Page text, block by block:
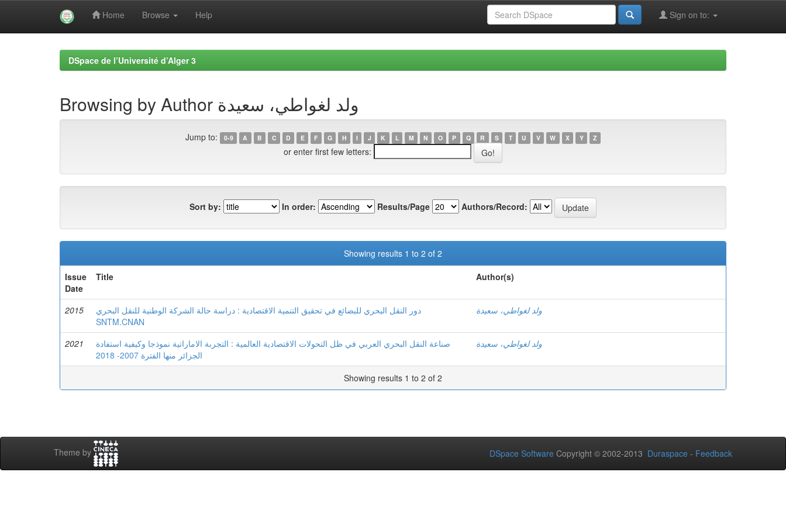
Home Browse Help Sign on to:
DSpace de l’Université d’Alger 3
Browsing by Author ولد لغواطي، سعيدة
Jump to: 0-9 A B C D E F G H I J K L M N O P Q R S T U V W X Y Z
or enter first few letters:
Sort by: In order: Results/Page Authors/Record:
Showing results 1 to 2 of 2
Issue
Date
Title Author(s)
2015
دور النقل البحري للبضائع في تحقيق التنمية الاقتصادية : دراسة حالة الشركة الوطنية للنقل البحري
SNTM.CNAN
ولد لغواطي، سعيدة
2021
صناعة النقل البحري العربي في ظل التحولات الاقتصادية العالمية : التجربة الاماراتية نموذجا وكيفية استفادة
الجزائر منها الفترة 2007- 2018
ولد لغواطي، سعيدة
Showing results 1 to 2 of 2
Theme by DSpace Software Copyright © 2002-2013 Duraspace - Feedback